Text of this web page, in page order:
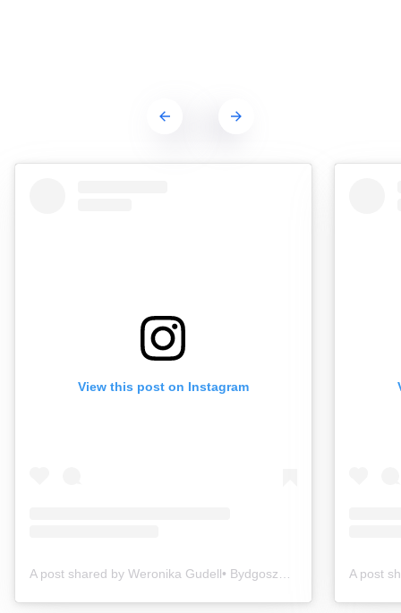
View this post on Instagram